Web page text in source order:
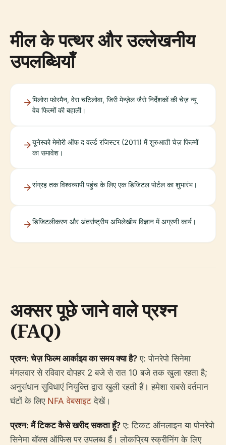
मील के पत्थर और उल्लेखनीय
उपलब्धियाँ
मिलोस फोरमैन, वेरा चटिलोवा, जिरी मेन्ज़ेल जैसे निर्देशकों की चेज़ न्यू
वेव फिल्मों की बहाली।
यूनेस्को मेमोरी ऑफ द वर्ल्ड रजिस्टर (2011) में शुरुआती चेज़ फिल्मों
का समावेश।
संग्रह तक विश्वव्यापी पहुंच के लिए एक डिजिटल पोर्टल का शुभारंभ।
डिजिटलीकरण और अंतर्राष्ट्रीय अभिलेखीय विज्ञान में अग्रणी कार्य।
अक्सर पूछे जाने वाले प्रश्न
(FAQ)
प्रश्न: चेज़ फिल्म आर्काइव का समय क्या है? ए: पोनरेपो सिनेमा
मंगलवार से रविवार दोपहर 2 बजे से रात 10 बजे तक खुला रहता है;
अनुसंधान सुविधाएं नियुक्ति द्वारा खुली रहती हैं। हमेशा सबसे वर्तमान
घंटों के लिए NFA वेबसाइट देखें।
प्रश्न: मैं टिकट कैसे खरीद सकता हूँ? ए: टिकट ऑनलाइन या पोनरेपो
सिनेमा बॉक्स ऑफिस पर उपलब्ध हैं। लोकप्रिय स्क्रीनिंग के लिए